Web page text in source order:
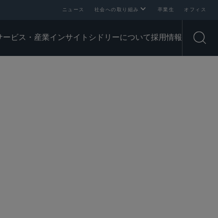
ニュース 社会への取り組み 卒業生 オフィス
ービス・産業インサイト シドリーについて採用情報